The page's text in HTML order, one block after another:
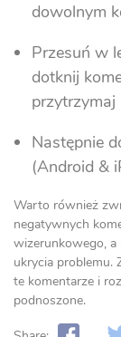
dowolnym
Przesuń w
dotknij
przytrzymaj
Następnie
(Android &
Warto również
negatywnych
wizerunkowego, a
ukrycia problemu.
te komentarze i
podnoszone.